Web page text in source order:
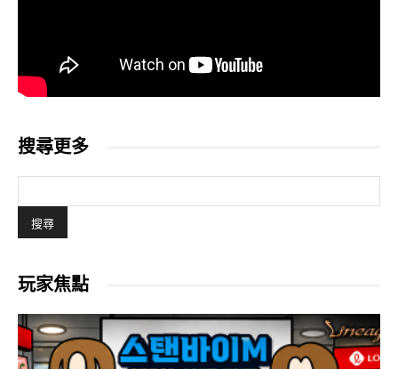
搜尋更多
玩家焦點